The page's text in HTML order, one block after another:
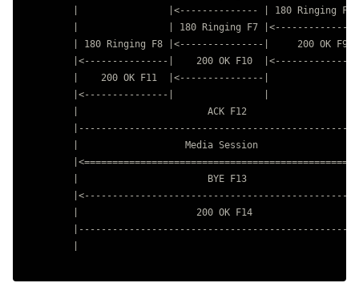
|                |<-------------- | 180 Ringing F6
|                | 180 Ringing F7
| 180 Ringing F8 |<---------------|     200 OK F9
|<---------------|    200 OK F10
|    200 OK F11  |<---------------|
|<---------------|                |
|                       ACK F12
|-------------------------------------------------
|                   Media Session
|                       BYE F13
|                     200 OK F14
|-------------------------------------------------